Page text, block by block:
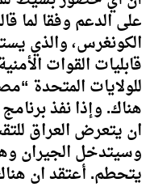
على الدعم وفقا لما
الكونغرس، والذي
قابليات القوات
للولايات المتحدة
هناك. وإذا نفذ
ان يتعرض العراق
وسيتدخل الجيران
يتحطم. أعتقد ان